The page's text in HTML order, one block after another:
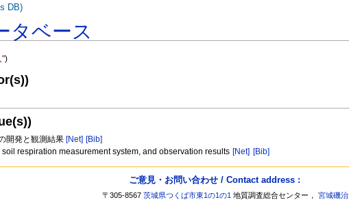
タベース
")
開発と観測結果 [Net] [Bib]
respiration measurement system, and observation results [Net] [Bib]
DB)
ご意見・お問い合わせ / Contact address :
〒305-8567茨城県つくば市東1の1の1 地質調査総合センター，宮城磯治